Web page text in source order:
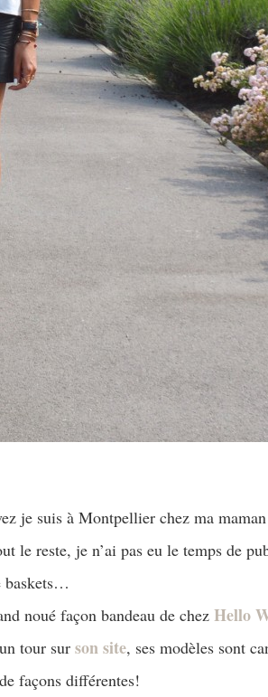
je suis à Montpellier chez ma
le reste, je n’ai pas eu le temps de
baskets…
noué façon bandeau de chez Hello
tour sur son site, ses modèles sont
façons différentes!